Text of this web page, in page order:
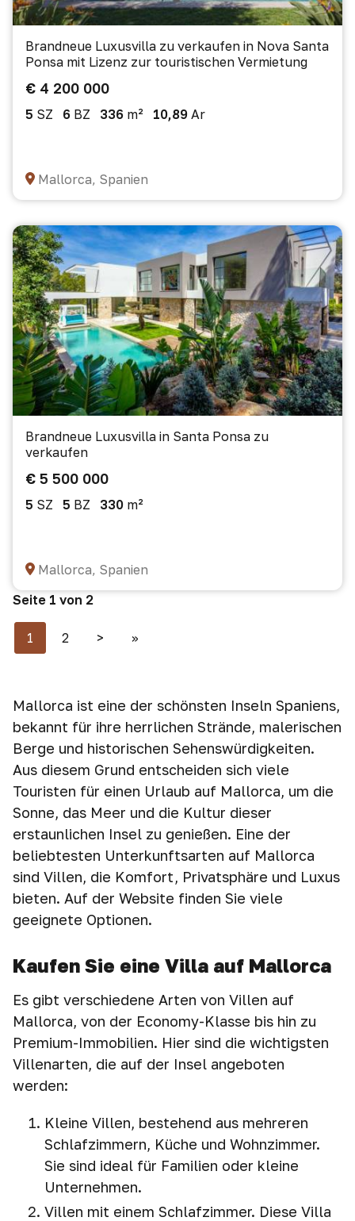
Brandneue Luxusvilla zu verkaufen in Nova Santa
Ponsa mit Lizenz zur touristischen Vermietung
€ 4 200 000
5 SZ 6 BZ 336 m² 10,89 Ar
Mallorca, Spanien
Brandneue Luxusvilla in Santa Ponsa zu
verkaufen
€ 5 500 000
5 SZ 5 BZ 330 m²
Mallorca, Spanien
Seite 1 von 2
1 2 > >>
Mallorca ist eine der schönsten Inseln Spaniens,
bekannt für ihre herrlichen Strände, malerischen
Berge und historischen Sehenswürdigkeiten.
Aus diesem Grund entscheiden sich viele
Touristen für einen Urlaub auf Mallorca, um die
Sonne, das Meer und die Kultur dieser
erstaunlichen Insel zu genießen. Eine der
beliebtesten Unterkunftsarten auf Mallorca
sind Villen, die Komfort, Privatsphäre und Luxus
bieten. Auf der Website finden Sie viele
geeignete Optionen.
Kaufen Sie eine Villa auf Mallorca
Es gibt verschiedene Arten von Villen auf
Mallorca, von der Economy-Klasse bis hin zu
Premium-Immobilien. Hier sind die wichtigsten
Villenarten, die auf der Insel angeboten
werden:
Kleine Villen, bestehend aus mehreren
Schlafzimmern, Küche und Wohnzimmer.
Sie sind ideal für Familien oder kleine
Unternehmen.
Villen mit einem Schlafzimmer. Diese Villa